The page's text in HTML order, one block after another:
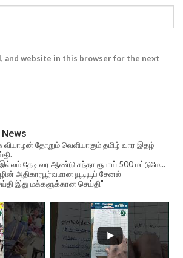
and website in this browser for the next
வியாழன் தோறும் வெளியாகும் தமிழ் வார இதழ்
தேடி வர ஆண்டு சந்தா ரூபாய் 500 மட்டுமே...
அதிகாரபூர்வமான யூடியூப் சேனல்
இது மக்களுக்கான செய்தி"